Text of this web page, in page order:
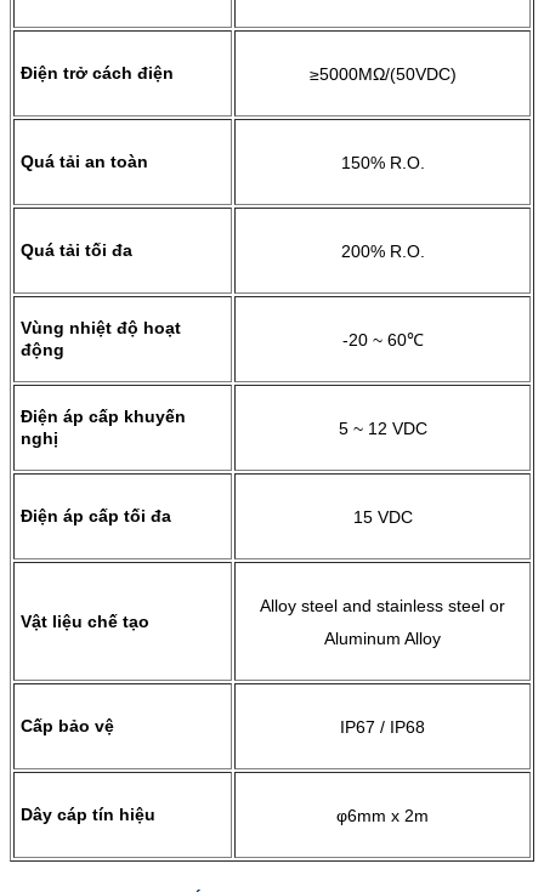
Điện trở cách điện ≥5000MΩ/(50VDC)
Quá tải an toàn 150% R.O.
Quá tải tối đa 200% R.O.
Vùng nhiệt độ hoạt
động
-20 ~ 60℃
Điện áp cấp khuyến
nghị
5 ~ 12 VDC
Điện áp cấp tối đa 15 VDC
Vật liệu chế tạo
Alloy steel and stainless steel or
Aluminum Alloy
Cấp bảo vệ IP67 / IP68
Dây cáp tín hiệu φ6mm x 2m